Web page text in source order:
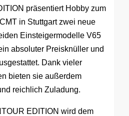
präsentiert Hobby zum
in Stuttgart zwei neue
Einsteigermodelle V65
absoluter Preisknüller und
Dank vieler
bieten sie außerdem
reichlich Zuladung.
EDITION wird dem